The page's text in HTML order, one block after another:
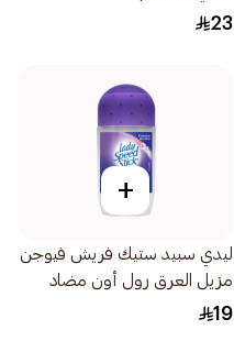
23
+
ليدي سبيد ستيك فريش فيوجن
مزيل العرق رول أون مضاد
للتعرق 50مل
19